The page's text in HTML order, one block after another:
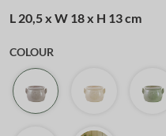
L 20,5 x W 18 x H 13 cm
COLOUR